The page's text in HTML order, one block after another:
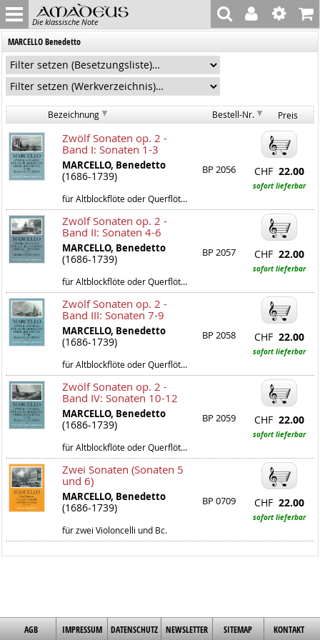
Die klassische Note
MARCELLO Benedetto
Bezeichnung Bestell-Nr. Preis
Zwölf Sonaten op. 2 -
Band I: Sonaten 1-3
MARCELLO, Benedetto
(1686-1739)
für Altblockflöte oder Querflöte und Bc.
BP 2056 CHF 22.00
sofort lieferbar
Zwölf Sonaten op. 2 -
Band II: Sonaten 4-6
MARCELLO, Benedetto
(1686-1739)
für Altblockflöte oder Querflöte und Bc.
BP 2057 CHF 22.00
sofort lieferbar
Zwölf Sonaten op. 2 -
Band III: Sonaten 7-9
MARCELLO, Benedetto
(1686-1739)
für Altblockflöte oder Querflöte und Bc.
BP 2058 CHF 22.00
sofort lieferbar
Zwölf Sonaten op. 2 -
Band IV: Sonaten 10-12
MARCELLO, Benedetto
(1686-1739)
für Altblockflöte oder Querflöte und Bc.
BP 2059 CHF 22.00
sofort lieferbar
Zwei Sonaten (Sonaten 5
und 6)
MARCELLO, Benedetto
(1686-1739)
für zwei Violoncelli und Bc.
BP 0709 CHF 22.00
sofort lieferbar
AGB IMPRESSUM DATENSCHUTZ NEWSLETTER SITEMAP KONTAKT